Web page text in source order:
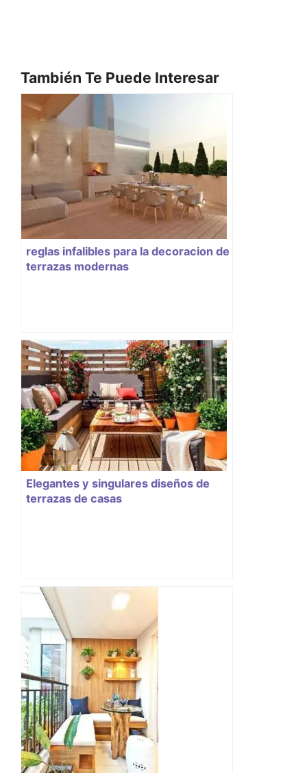
También Te Puede Interesar
reglas infalibles para la decoracion de
terrazas modernas
Elegantes y singulares diseños de
terrazas de casas